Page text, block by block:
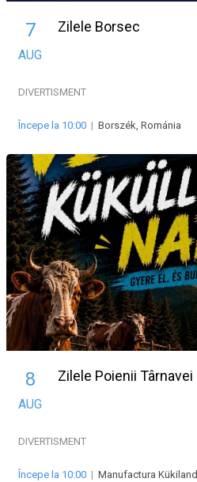
7
AUG
Zilele Borsec
DIVERTISMENT
Începe la 10:00 | Borszék, Románia
8
AUG
Zilele Poienii Târnavei
DIVERTISMENT
Începe la 10:00 | Manufactura Kükiland